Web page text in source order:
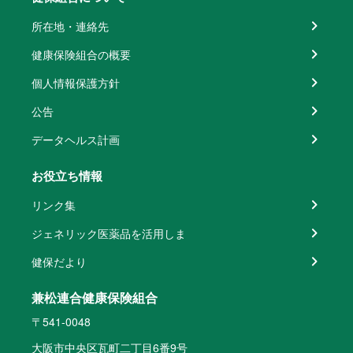
所在地・連絡先
健康保険組合の概要
個人情報保護方針
公告
データヘルス計画
お役立ち情報
リンク集
ジェネリック医薬品を活用しま
健保だより
兼松連合健康保険組合
〒541-0048
大阪市中央区瓦町二丁目6番9号